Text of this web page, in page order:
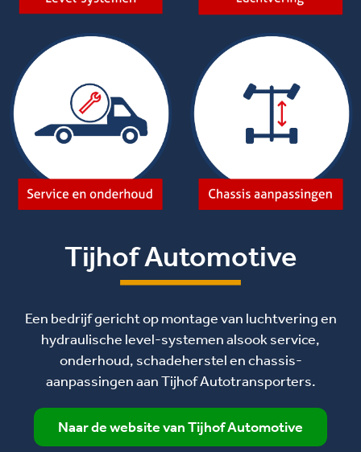
Tijhof Automotive
Een bedrijf gericht op montage van luchtvering en
hydraulische level-systemen alsook service,
onderhoud, schadeherstel en chassis-
aanpassingen aan Tijhof Autotransporters.
Naar de website van Tijhof Automotive